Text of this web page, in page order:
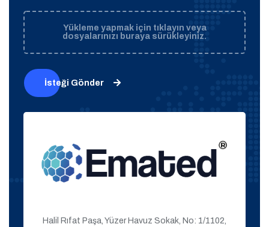
Yükleme yapmak için tıklayın veya
dosyalarınızı buraya sürükleyiniz.
İsteği Gönder
Halil Rıfat Paşa, Yüzer Havuz Sokak, No: 1/1102,